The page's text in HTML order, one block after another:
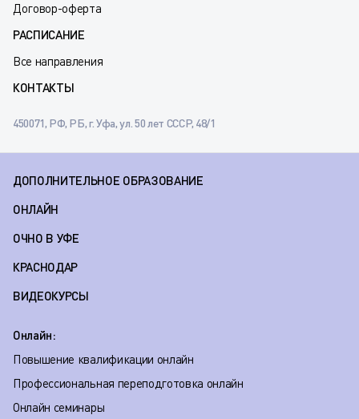
Договор-оферта
РАСПИСАНИЕ
Все направления
КОНТАКТЫ
450071, РФ, РБ, г. Уфа, ул. 50 лет СССР, 48/1
ДОПОЛНИТЕЛЬНОЕ ОБРАЗОВАНИЕ
ОНЛАЙН
ОЧНО В УФЕ
КРАСНОДАР
ВИДЕОКУРСЫ
Онлайн:
Повышение квалификации онлайн
Профессиональная переподготовка онлайн
Онлайн семинары